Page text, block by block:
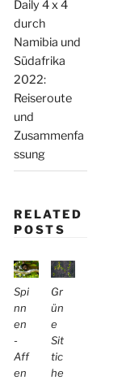
Daily 4 x 4
durch
Namibia und
Südafrika
2022:
Reiseroute
und
Zusammenfa
ssung
RELATED
POSTS
Spi
nn
en
-
Aff
en
Gr
ün
e
Sit
tic
he